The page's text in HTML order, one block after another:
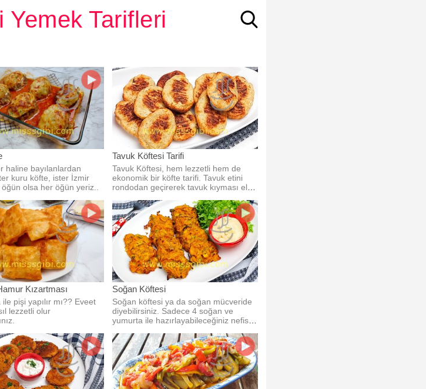
Yemek Tarifleri
haline bayılanlardan
kuru köfte, ister İzmir
olsa her öğün yeriz..
Tavuk Köftesi Tarifi
Tavuk Köftesi, hem lezzetli hem de
ekonomik bir köfte tarifi. Tavuk etini
rondodan geçirerek tavuk kıyması elde
Kızartması
ile pişi yapılır mı?? Eveet
lezzetli olur
Soğan Köftesi
Soğan köftesi ya da soğan mücveride
diyebilirsiniz. Sadece 4 soğan ve
yumurta ile hazırlayabileceğiniz nefis